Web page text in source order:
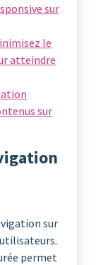
sur
le
atteindre
sur
sur
permet